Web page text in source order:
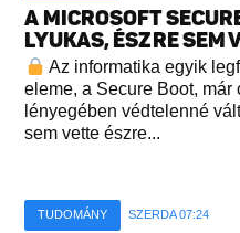
A MICROSOFT
LYUKAS, ÉSZRE SEM
Az informatika egyik
eleme, a Secure Boot, már
lényegében védtelenné
sem vette észre...
TUDOMÁNY SZERDA 07:24